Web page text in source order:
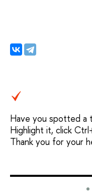
Have you spotted a
Highlight it, click
Thank you for your